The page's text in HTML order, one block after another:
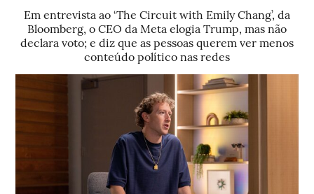
Em entrevista ao ‘The Circuit with Emily Chang’, da
Bloomberg, o CEO da Meta elogia Trump, mas não
declara voto; e diz que as pessoas querem ver menos
conteúdo político nas redes